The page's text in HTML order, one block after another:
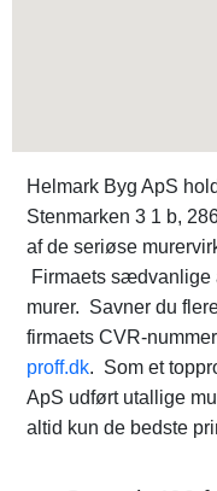
Helmark Byg ApS
Stenmarken 3 1 b,
af de seriøse
Firmaets sædvanlige
murer. Savner du
firmaets CVR-
proff.dk. Som et
ApS udført utallige
altid kun de bedste